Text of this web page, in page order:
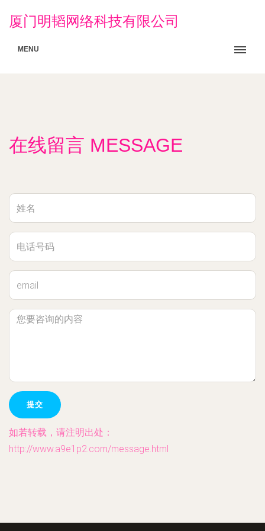
厦门明韬网络科技有限公司
MENU
在线留言 MESSAGE
如若转载，请注明出处：
http://www.a9e1p2.com/message.html